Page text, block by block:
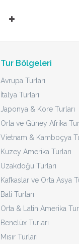
Tur Bölgeleri
Avrupa Turları
İtalya Turları
Japonya & Kore Turları
Orta ve Güney Afrika
Vietnam & Kamboçya
Kuzey Amerika Turları
Uzakdoğu Turları
Kafkaslar ve Orta Asya
Bali Turları
Orta & Latin Amerika
Benelüx Turları
Mısır Turları